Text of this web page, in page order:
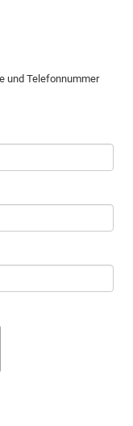
und Telefonnummer